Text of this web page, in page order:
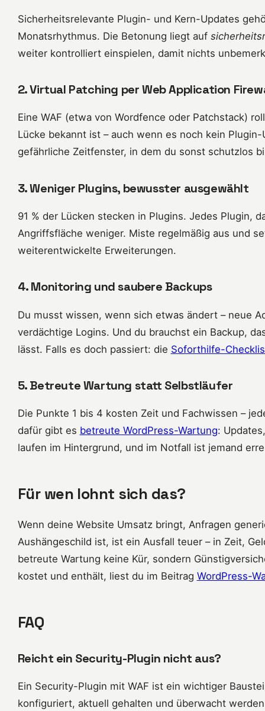
Sicherheitsrelevante Plugin- und Kern-Updates
Monatsrhythmus. Die Betonung liegt auf
weiter kontrolliert einspielen, damit nichts
2. Virtual Patching per Web Application
Eine WAF (etwa von Wordfence oder Patchstack)
Lücke bekannt ist – auch wenn es noch kein
gefährliche Zeitfenster, in dem du sonst schutzlos
3. Weniger Plugins, bewusster ausgewählt
91 % der Lücken stecken in Plugins. Jedes Plugin,
Angriffsfläche weniger. Miste regelmäßig aus und
weiterentwickelte Erweiterungen.
4. Monitoring und saubere Backups
Du musst wissen, wenn sich etwas ändert – neue
verdächtige Logins. Und du brauchst ein Backup,
lässt. Falls es doch passiert: die Soforthilfe-
5. Betreute Wartung statt Selbstläufer
Die Punkte 1 bis 4 kosten Zeit und Fachwissen –
dafür gibt es betreute WordPress-Wartung:
laufen im Hintergrund, und im Notfall ist jemand
Für wen lohnt sich das?
Wenn deine Website Umsatz bringt, Anfragen
Aushängeschild ist, ist ein Ausfall teuer – in Zeit,
betreute Wartung keine Kür, sondern
kostet und enthält, liest du im Beitrag WordPress-
FAQ
Reicht ein Security-Plugin nicht aus?
Ein Security-Plugin mit WAF ist ein wichtiger
konfiguriert, aktuell gehalten und überwacht